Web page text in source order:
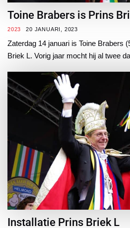
Toine Brabers is Prins
2023 20 JANUARI, 2023
Zaterdag 14 januari is Toine Brabers
Briek L. Vorig jaar mocht hij al twee
Installatie Prins Briek L